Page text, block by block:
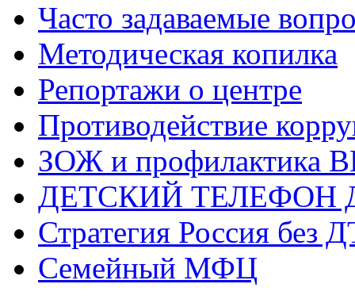
Часто задаваемые
Методическая копилка
Репортажи о центре
Противодействие
ЗОЖ и профилактика
ДЕТСКИЙ ТЕЛЕФОН
Стратегия Россия без
Семейный МФЦ